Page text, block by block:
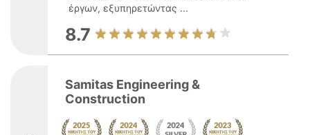
έργων, εξυπηρετώντας ...
8.7
Samitas Engineering &
Construction